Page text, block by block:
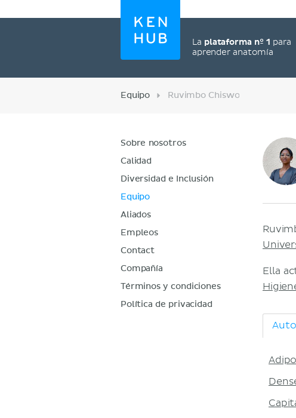
La plataforma nº 1 para
aprender anatomía
Equipo Ruvimbo Chiswo
Sobre nosotros
Calidad
Diversidad e Inclusión
Equipo
Aliados
Empleos
Contact
Compañía
Términos y condiciones
Política de privacidad
Ella